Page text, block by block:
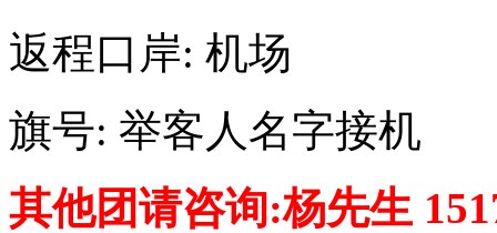
返程口岸: 机场
旗号: 举客人名字接机
其他团请咨询:杨先生